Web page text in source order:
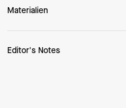
Materialien
Editor's Notes